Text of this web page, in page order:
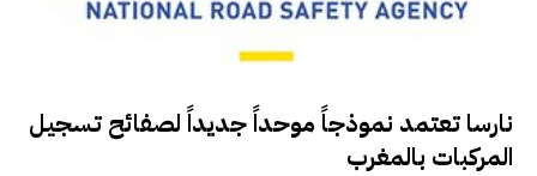
نارسا تعتمد نموذجاً موحداً جديداً لصفائح تسجيل
المركبات بالمغرب